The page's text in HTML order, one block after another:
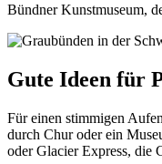
Bündner Kunstmuseum,
Gute Ideen für
Für einen stimmigen
durch Chur oder ein
oder Glacier Express, die